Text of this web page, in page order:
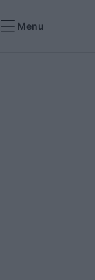
Menu